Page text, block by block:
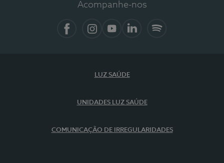
Acompanhe-nos
LUZ SAÚDE
UNIDADES LUZ SAÚDE
COMUNICAÇÃO DE IRREGULARIDADES